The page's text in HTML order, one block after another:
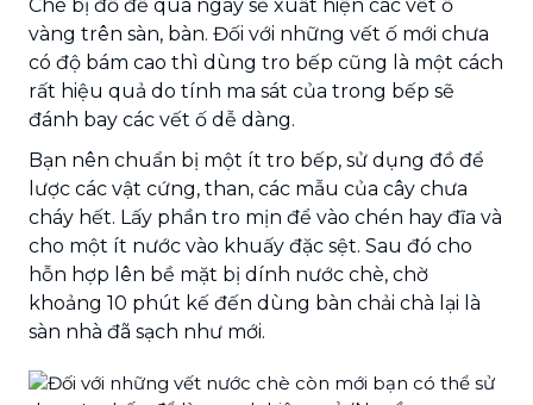
Chè bị đổ để qua ngày sẽ xuất hiện các vết ố
vàng trên sàn, bàn. Đối với những vết ố mới chưa
có độ bám cao thì dùng tro bếp cũng là một cách
rất hiệu quả do tính ma sát của trong bếp sẽ
đánh bay các vết ố dễ dàng.
Bạn nên chuẩn bị một ít tro bếp, sử dụng đồ để
lược các vật cứng, than, các mẫu của cây chưa
cháy hết. Lấy phần tro mịn để vào chén hay đĩa và
cho một ít nước vào khuấy đặc sệt. Sau đó cho
hỗn hợp lên bề mặt bị dính nước chè, chờ
khoảng 10 phút kế đến dùng bàn chải chà lại là
sàn nhà đã sạch như mới.